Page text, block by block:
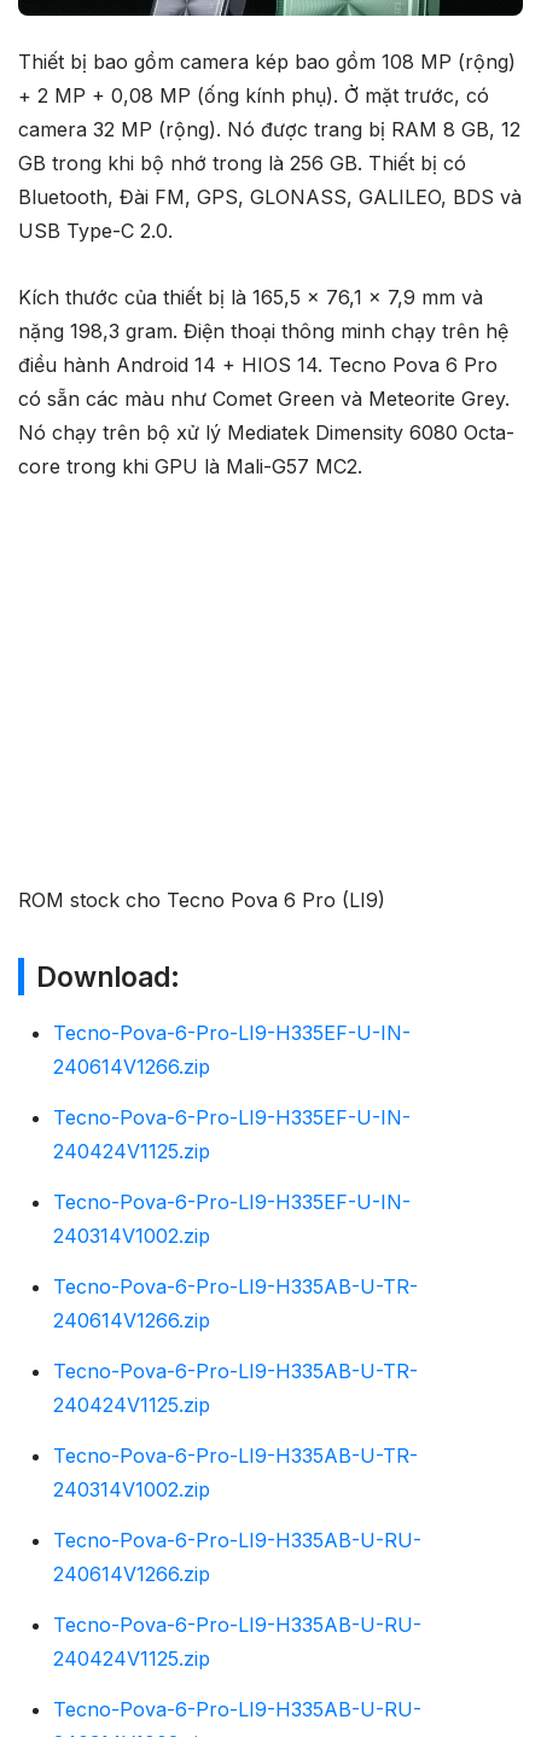
Thiết bị bao gồm camera kép bao gồm 108 MP (rộng)
+ 2 MP + 0,08 MP (ống kính phụ). Ở mặt trước, có
camera 32 MP (rộng). Nó được trang bị RAM 8 GB, 12
GB trong khi bộ nhớ trong là 256 GB. Thiết bị có
Bluetooth, Đài FM, GPS, GLONASS, GALILEO, BDS và
USB Type-C 2.0.
Kích thước của thiết bị là 165,5 x 76,1 x 7,9 mm và
nặng 198,3 gram. Điện thoại thông minh chạy trên hệ
điều hành Android 14 + HIOS 14. Tecno Pova 6 Pro
có sẵn các màu như Comet Green và Meteorite Grey.
Nó chạy trên bộ xử lý Mediatek Dimensity 6080 Octa-
core trong khi GPU là Mali-G57 MC2.
ROM stock cho Tecno Pova 6 Pro (LI9)
Download:
Tecno-Pova-6-Pro-LI9-H335EF-U-IN-
240614V1266.zip
Tecno-Pova-6-Pro-LI9-H335EF-U-IN-
240424V1125.zip
Tecno-Pova-6-Pro-LI9-H335EF-U-IN-
240314V1002.zip
Tecno-Pova-6-Pro-LI9-H335AB-U-TR-
240614V1266.zip
Tecno-Pova-6-Pro-LI9-H335AB-U-TR-
240424V1125.zip
Tecno-Pova-6-Pro-LI9-H335AB-U-TR-
240314V1002.zip
Tecno-Pova-6-Pro-LI9-H335AB-U-RU-
240614V1266.zip
Tecno-Pova-6-Pro-LI9-H335AB-U-RU-
240424V1125.zip
Tecno-Pova-6-Pro-LI9-H335AB-U-RU-